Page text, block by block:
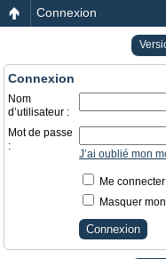
Connexion
Connexion
Nom
d’utilisateur :
Mot de passe
:
J’ai oublié mon
Me
Masquer